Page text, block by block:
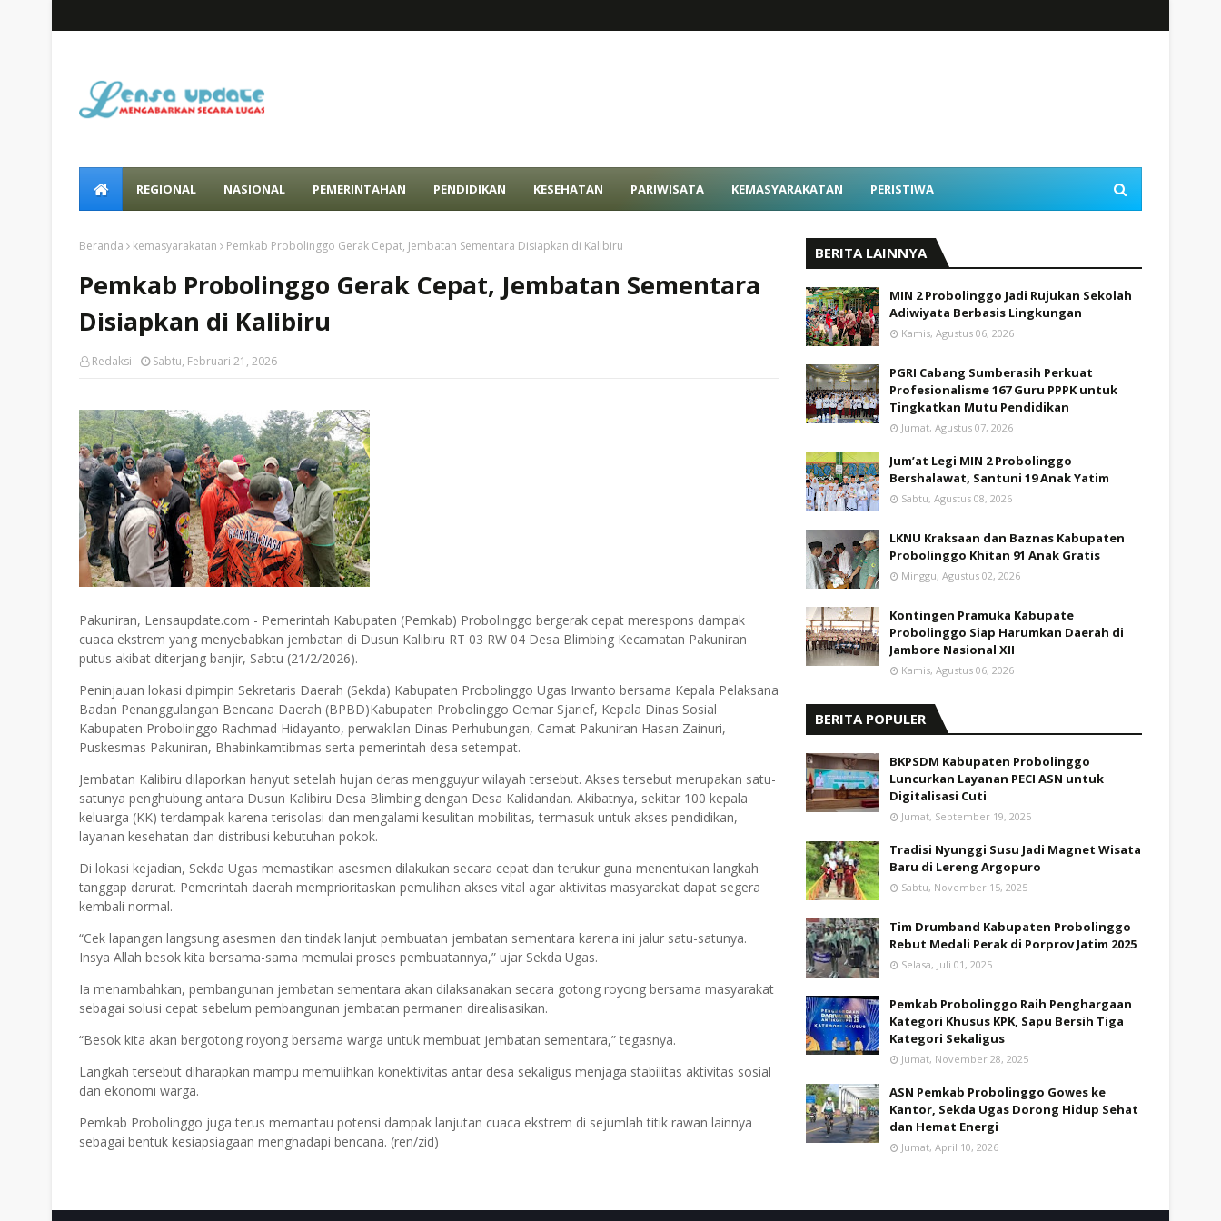
REGIONAL NASIONAL PEMERINTAHAN PENDIDIKAN KESEHATAN PARIWISATA KEMASYARAKATAN PERISTIWA
Beranda kemasyarakatan Pemkab Probolinggo Gerak Cepat, Jembatan Sementara Disiapkan di Kalibiru
Pemkab Probolinggo Gerak Cepat, Jembatan Sementara
Disiapkan di Kalibiru
Redaksi Sabtu, Februari 21, 2026
Pakuniran, Lensaupdate.com - Pemerintah Kabupaten (Pemkab) Probolinggo bergerak cepat merespons dampak
cuaca ekstrem yang menyebabkan jembatan di Dusun Kalibiru RT 03 RW 04 Desa Blimbing Kecamatan Pakuniran
putus akibat diterjang banjir, Sabtu (21/2/2026).
Peninjauan lokasi dipimpin Sekretaris Daerah (Sekda) Kabupaten Probolinggo Ugas Irwanto bersama Kepala Pelaksana
Badan Penanggulangan Bencana Daerah (BPBD)Kabupaten Probolinggo Oemar Sjarief, Kepala Dinas Sosial
Kabupaten Probolinggo Rachmad Hidayanto, perwakilan Dinas Perhubungan, Camat Pakuniran Hasan Zainuri,
Puskesmas Pakuniran, Bhabinkamtibmas serta pemerintah desa setempat.
Jembatan Kalibiru dilaporkan hanyut setelah hujan deras mengguyur wilayah tersebut. Akses tersebut merupakan satu-
satunya penghubung antara Dusun Kalibiru Desa Blimbing dengan Desa Kalidandan. Akibatnya, sekitar 100 kepala
keluarga (KK) terdampak karena terisolasi dan mengalami kesulitan mobilitas, termasuk untuk akses pendidikan,
layanan kesehatan dan distribusi kebutuhan pokok.
Di lokasi kejadian, Sekda Ugas memastikan asesmen dilakukan secara cepat dan terukur guna menentukan langkah
tanggap darurat. Pemerintah daerah memprioritaskan pemulihan akses vital agar aktivitas masyarakat dapat segera
kembali normal.
“Cek lapangan langsung asesmen dan tindak lanjut pembuatan jembatan sementara karena ini jalur satu-satunya.
Insya Allah besok kita bersama-sama memulai proses pembuatannya,” ujar Sekda Ugas.
Ia menambahkan, pembangunan jembatan sementara akan dilaksanakan secara gotong royong bersama masyarakat
sebagai solusi cepat sebelum pembangunan jembatan permanen direalisasikan.
“Besok kita akan bergotong royong bersama warga untuk membuat jembatan sementara,” tegasnya.
Langkah tersebut diharapkan mampu memulihkan konektivitas antar desa sekaligus menjaga stabilitas aktivitas sosial
dan ekonomi warga.
Pemkab Probolinggo juga terus memantau potensi dampak lanjutan cuaca ekstrem di sejumlah titik rawan lainnya
sebagai bentuk kesiapsiagaan menghadapi bencana. (ren/zid)
BERITA LAINNYA
MIN 2 Probolinggo Jadi Rujukan Sekolah
Adiwiyata Berbasis Lingkungan
Kamis, Agustus 06, 2026
PGRI Cabang Sumberasih Perkuat
Profesionalisme 167 Guru PPPK untuk
Tingkatkan Mutu Pendidikan
Jumat, Agustus 07, 2026
Jum’at Legi MIN 2 Probolinggo
Bershalawat, Santuni 19 Anak Yatim
Sabtu, Agustus 08, 2026
LKNU Kraksaan dan Baznas Kabupaten
Probolinggo Khitan 91 Anak Gratis
Minggu, Agustus 02, 2026
Kontingen Pramuka Kabupate
Probolinggo Siap Harumkan Daerah di
Jambore Nasional XII
Kamis, Agustus 06, 2026
BERITA POPULER
BKPSDM Kabupaten Probolinggo
Luncurkan Layanan PECI ASN untuk
Digitalisasi Cuti
Jumat, September 19, 2025
Tradisi Nyunggi Susu Jadi Magnet Wisata
Baru di Lereng Argopuro
Sabtu, November 15, 2025
Tim Drumband Kabupaten Probolinggo
Rebut Medali Perak di Porprov Jatim 2025
Selasa, Juli 01, 2025
Pemkab Probolinggo Raih Penghargaan
Kategori Khusus KPK, Sapu Bersih Tiga
Kategori Sekaligus
Jumat, November 28, 2025
ASN Pemkab Probolinggo Gowes ke
Kantor, Sekda Ugas Dorong Hidup Sehat
dan Hemat Energi
Jumat, April 10, 2026